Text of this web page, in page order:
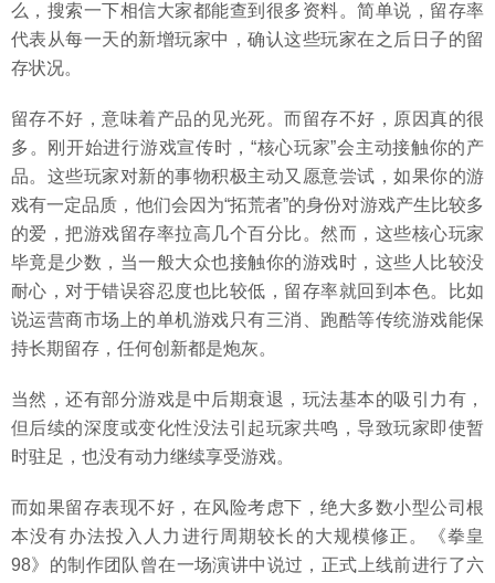
么，搜索一下相信大家都能查到很多资料。简单说，留存率
代表从每一天的新增玩家中，确认这些玩家在之后日子的留
存状况。
留存不好，意味着产品的见光死。而留存不好，原因真的很
多。刚开始进行游戏宣传时，“核心玩家”会主动接触你的产
品。这些玩家对新的事物积极主动又愿意尝试，如果你的游
戏有一定品质，他们会因为“拓荒者”的身份对游戏产生比较多
的爱，把游戏留存率拉高几个百分比。然而，这些核心玩家
毕竟是少数，当一般大众也接触你的游戏时，这些人比较没
耐心，对于错误容忍度也比较低，留存率就回到本色。比如
说运营商市场上的单机游戏只有三消、跑酷等传统游戏能保
持长期留存，任何创新都是炮灰。
当然，还有部分游戏是中后期衰退，玩法基本的吸引力有，
但后续的深度或变化性没法引起玩家共鸣，导致玩家即使暂
时驻足，也没有动力继续享受游戏。
而如果留存表现不好，在风险考虑下，绝大多数小型公司根
本没有办法投入人力进行周期较长的大规模修正。《拳皇
98》的制作团队曾在一场演讲中说过，正式上线前进行了六